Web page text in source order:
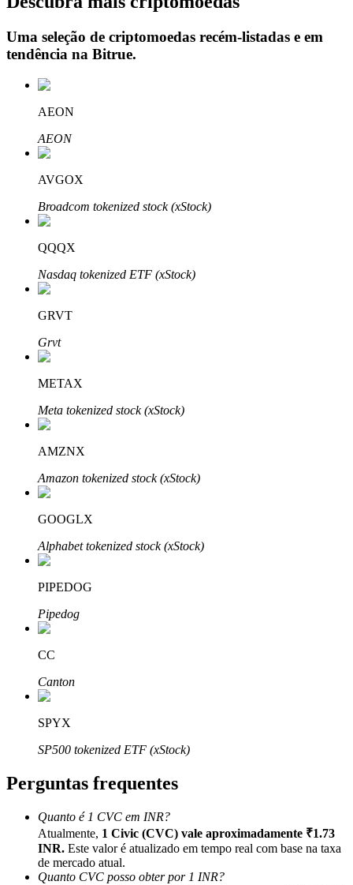
Aprenda como ganhar renda passiva
Bitrue
Parceiros Bitrue
Afiliados Bitrue
Até 65% de comissões!
Indicação
Convide um amigo para receber recompensas em dinheiro
BTC Welcome Rewards
Uma seleção de criptomoedas recém-listadas e em
tendência na Bitrue.
AEON
AEON
AVGOX
Broadcom tokenized stock (xStock)
QQQX
Nasdaq tokenized ETF (xStock)
GRVT
Grvt
METAX
Meta tokenized stock (xStock)
AMZNX
Amazon tokenized stock (xStock)
GOOGLX
Alphabet tokenized stock (xStock)
PIPEDOG
Pipedog
CC
Canton
SPYX
SP500 tokenized ETF (xStock)
Perguntas frequentes
Quanto é 1 CVC em INR?
Atualmente, 1 Civic (CVC) vale aproximadamente ₹1.73
INR. Este valor é atualizado em tempo real com base na taxa
de mercado atual.
Quanto CVC posso obter por 1 INR?